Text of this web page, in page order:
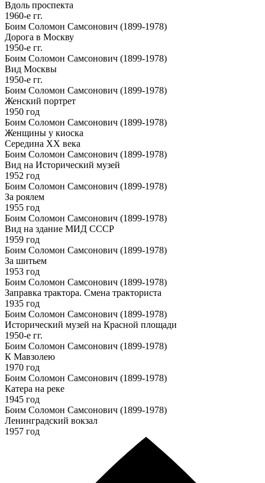
Вдоль проспекта
1960-е гг.
Боим Соломон Самсонович (1899-1978)
Дорога в Москву
1950-е гг.
Боим Соломон Самсонович (1899-1978)
Вид Москвы
1950-е гг.
Боим Соломон Самсонович (1899-1978)
Женский портрет
1950 год
Боим Соломон Самсонович (1899-1978)
Женщины у киоска
Середина ХХ века
Боим Соломон Самсонович (1899-1978)
Вид на Исторический музей
1952 год
Боим Соломон Самсонович (1899-1978)
За роялем
1955 год
Боим Соломон Самсонович (1899-1978)
Вид на здание МИД СССР
1959 год
Боим Соломон Самсонович (1899-1978)
За шитьем
1953 год
Боим Соломон Самсонович (1899-1978)
Заправка трактора. Смена тракториста
1935 год
Боим Соломон Самсонович (1899-1978)
Исторический музей на Красной площади
1950-е гг.
Боим Соломон Самсонович (1899-1978)
К Мавзолею
1970 год
Боим Соломон Самсонович (1899-1978)
Катера на реке
1945 год
Боим Соломон Самсонович (1899-1978)
Ленинградский вокзал
1957 год